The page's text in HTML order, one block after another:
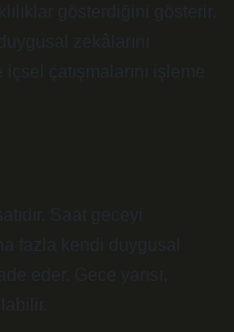
gösterdiğini gösterir.
zekâlarını
çatışmalarını işleme
Saat geceyi
fazla kendi duygusal
eder. Gece yarısı,